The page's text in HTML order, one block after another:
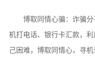
博取同情心骗：诈骗分
机打电话、银行卡汇款，
己困难，博取同情心，寻机